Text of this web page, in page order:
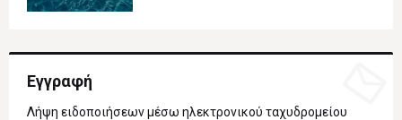
Εγγραφή
Λήψη ειδοποιήσεων μέσω ηλεκτρονικού ταχυδρομείου